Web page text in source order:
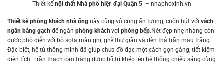
Thiết kế nội thất Nhà phố hiện đại Quận 5 – nhaphoxinh.vn
Thiết kế phòng khách nhà ống này cũng vô cùng ấn tượng, cuốn hút với vách
ngăn bằng gạch để ngăn phòng khách với phòng bếp.Nét đẹp nhẹ nhàng còn
được phô diễn với bộ sofa màu ghi, ghế thư giãn và đèn thả trần màu trắng.
Đặc biệt, hệ tủ thông minh đã giúp chứa đồ đạc một cách gọn gàng, tiết kiệm
diện tích. Trần thạch cao trắng được bố trí khéo léo hệ thống chiếu sáng cùng